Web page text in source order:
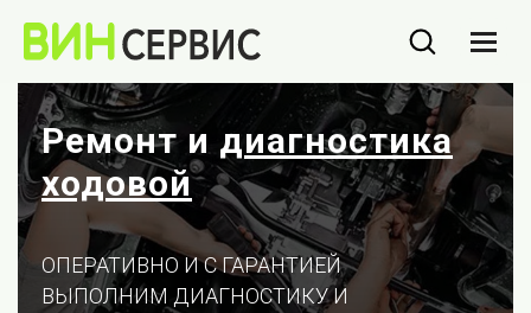
Ремонт и диагностика
ходовой
ОПЕРАТИВНО И С ГАРАНТИЕЙ
ВЫПОЛНИМ ДИАГНОСТИКУ И